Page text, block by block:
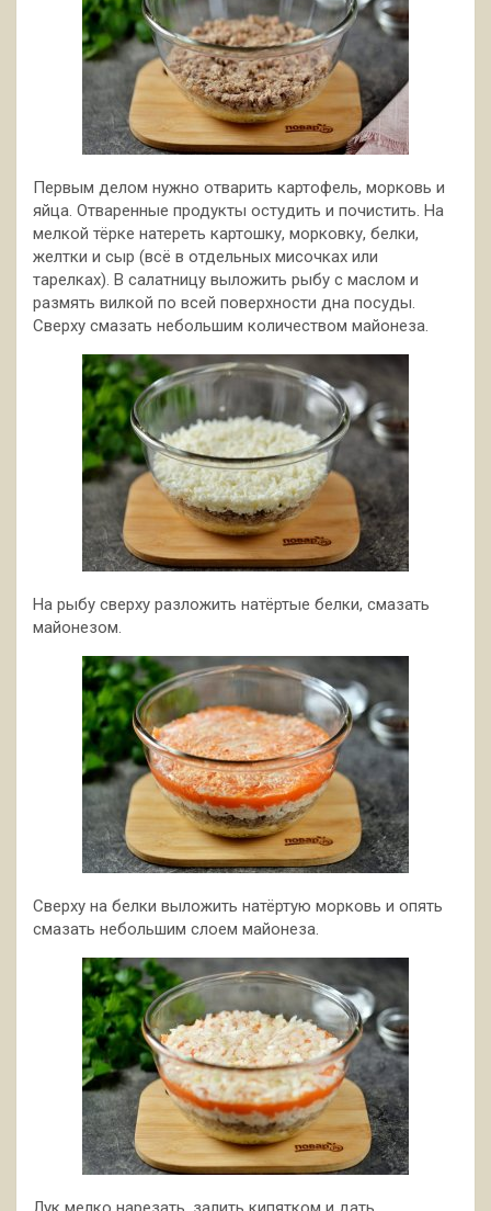
Первым делом нужно отварить картофель, морковь и
яйца. Отваренные продукты остудить и почистить. На
мелкой тёрке натереть картошку, морковку, белки,
желтки и сыр (всё в отдельных мисочках или
тарелках). В салатницу выложить рыбу с маслом и
размять вилкой по всей поверхности дна посуды.
Сверху смазать небольшим количеством майонеза.
На рыбу сверху разложить натёртые белки, смазать
майонезом.
Сверху на белки выложить натёртую морковь и опять
смазать небольшим слоем майонеза.